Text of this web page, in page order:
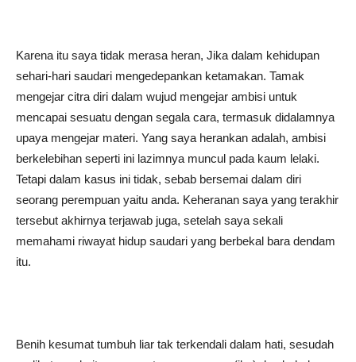
Karena itu saya tidak merasa heran, Jika dalam kehidupan
sehari-hari saudari mengedepankan ketamakan. Tamak
mengejar citra diri dalam wujud mengejar ambisi untuk
mencapai sesuatu dengan segala cara, termasuk didalamnya
upaya mengejar materi. Yang saya herankan adalah, ambisi
berkelebihan seperti ini lazimnya muncul pada kaum lelaki.
Tetapi dalam kasus ini tidak, sebab bersemai dalam diri
seorang perempuan yaitu anda. Keheranan saya yang terakhir
tersebut akhirnya terjawab juga, setelah saya sekali
memahami riwayat hidup saudari yang berbekal bara dendam
itu.
Benih kesumat tumbuh liar tak terkendali dalam hati, sesudah